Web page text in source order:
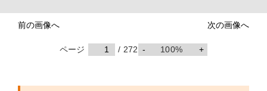
前の画像へ 次の画像へ
ページ / 272 - 100% +